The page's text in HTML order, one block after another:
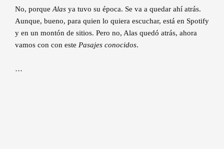
No, porque Alas ya tuvo su época. Se va a quedar ahí atrás.
Aunque, bueno, para quien lo quiera escuchar, está en Spotify
y en un montón de sitios. Pero no, Alas quedó atrás, ahora
vamos con con este Pasajes conocidos.
…